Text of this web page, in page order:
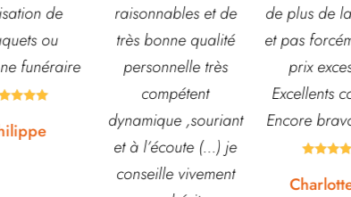
et de
qualité
très
,souriant
(...) je
de plus de la qualité
et pas forcément des
prix excessifs.
Excellents conseils.
Encore bravo à tous

Charlotte W.
également
autre
jardin.
souvent
pour
conseiller.